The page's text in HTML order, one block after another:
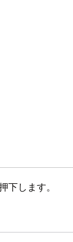
します。